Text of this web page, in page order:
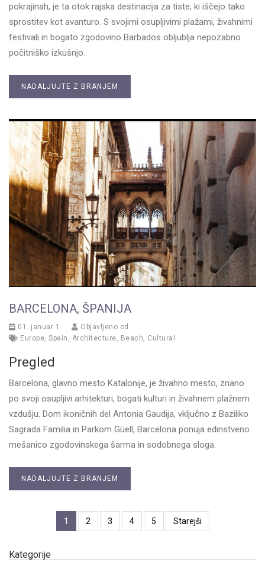
pokrajinah, je ta otok rajska destinacija za tiste, ki iščejo tako
sprostitev kot avanturo. S svojimi osupljivimi plažami, živahnimi
festivali in bogato zgodovino Barbados obljublja nepozabno
počitniško izkušnjo.
NADALJUJTE Z BRANJEM
BARCELONA, ŠPANIJA
01. januar 1
Objavljeno od
Europe Spain Architecture Beach Cultural
Pregled
Barcelona, glavno mesto Katalonije, je živahno mesto, znano
po svoji osupljivi arhitekturi, bogati kulturi in živahnem plažnem
vzdušju. Dom ikoničnih del Antonia Gaudija, vključno z Baziliko
Sagrada Familia in Parkom Güell, Barcelona ponuja edinstveno
mešanico zgodovinskega šarma in sodobnega sloga.
NADALJUJTE Z BRANJEM
1 2 3 4 5 Starejši
Kategorije